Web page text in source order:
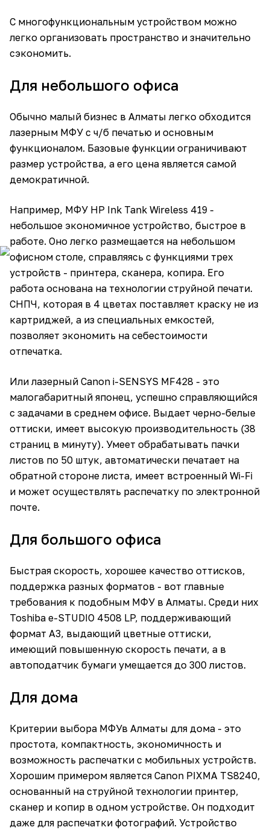
С многофункциональным устройством можно
легко организовать пространство и значительно
сэкономить.
Для небольшого офиса
Обычно малый бизнес в Алматы легко обходится
лазерным МФУ с ч/б печатью и основным
функционалом. Базовые функции ограничивают
размер устройства, а его цена является самой
демократичной.
Например, МФУ HP Ink Tank Wireless 419 -
небольшое экономичное устройство, быстрое в
работе. Оно легко размещается на небольшом
офисном столе, справляясь с функциями трех
устройств - принтера, сканера, копира. Его
работа основана на технологии струйной печати.
СНПЧ, которая в 4 цветах поставляет краску не из
картриджей, а из специальных емкостей,
позволяет экономить на себестоимости
отпечатка.
Или лазерный Canon i-SENSYS MF428 - это
малогабаритный японец, успешно справляющийся
с задачами в среднем офисе. Выдает черно-белые
оттиски, имеет высокую производительность (38
страниц в минуту). Умеет обрабатывать пачки
листов по 50 штук, автоматически печатает на
обратной стороне листа, имеет встроенный Wi-Fi
и может осуществлять распечатку по электронной
почте.
Для большого офиса
Быстрая скорость, хорошее качество оттисков,
поддержка разных форматов - вот главные
требования к подобным МФУ в Алматы. Среди них
Toshiba e-STUDIO 4508 LP, поддерживающий
формат А3, выдающий цветные оттиски,
имеющий повышенную скорость печати, а в
автоподатчик бумаги умещается до 300 листов.
Для дома
Критерии выбора МФУв Алматы для дома - это
простота, компактность, экономичность и
возможность распечатки с мобильных устройств.
Хорошим примером является Canon PIXMA TS8240,
основанный на струйной технологии принтер,
сканер и копир в одном устройстве. Он подходит
даже для распечатки фотографий. Устройство